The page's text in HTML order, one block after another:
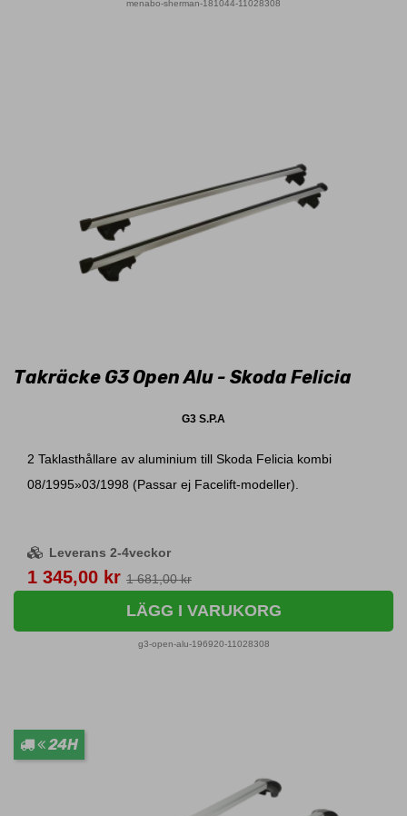
menabo-sherman-181044-11028308
Takräcke G3 Open Alu - Skoda Felicia
G3 S.P.A
2 Taklasthållare av aluminium till Skoda Felicia kombi
08/1995»03/1998 (Passar ej Facelift-modeller).
Leverans 2-4veckor
Pris
1 345,00 kr 1 681,00 kr
LÄGG I VARUKORG
g3-open-alu-196920-11028308
24H